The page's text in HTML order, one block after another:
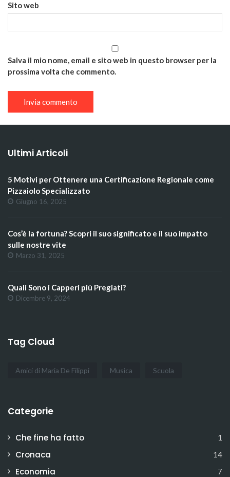
Sito web
Salva il mio nome, email e sito web in questo browser per la
prossima volta che commento.
Ultimi Articoli
5 Motivi per Ottenere una Certificazione Regionale come
Pizzaiolo Specializzato
Giugno 16, 2025
Cos’è la fortuna? Scopri il suo significato e il suo impatto
sulle nostre vite
Marzo 31, 2025
Quali Sono i Capperi più Pregiati?
Dicembre 9, 2024
Tag Cloud
Amici di Maria De Filippi Musica Scuola
Categorie
Che fine ha fatto 1
Cronaca 14
Economia 7